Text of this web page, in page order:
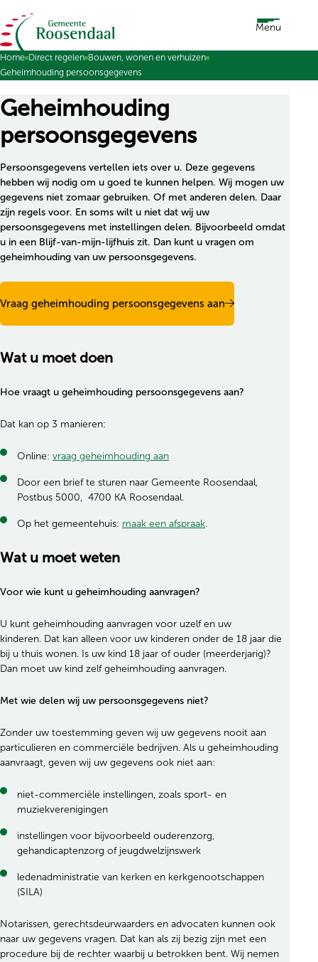
Ga naar de inhoud Menu
Home Direct regelen Bouwen, wonen en verhuizen
Geheimhouding persoonsgegevens
Geheimhouding
persoonsgegevens
Persoonsgegevens vertellen iets over u. Deze gegevens
hebben wij nodig om u goed te kunnen helpen. Wij mogen uw
gegevens niet zomaar gebruiken. Of met anderen delen. Daar
zijn regels voor. En soms wilt u niet dat wij uw
persoonsgegevens met instellingen delen. Bijvoorbeeld omdat
u in een Blijf-van-mijn-lijfhuis zit. Dan kunt u vragen om
geheimhouding van uw persoonsgegevens.
Vraag geheimhouding persoonsgegevens aan
Wat u moet doen
Hoe vraagt u geheimhouding persoonsgegevens aan?
Dat kan op 3 manieren:
Online: vraag geheimhouding aan
Door een brief te sturen naar Gemeente Roosendaal,
Postbus 5000, 4700 KA Roosendaal.
Op het gemeentehuis: maak een afspraak
Wat u moet weten
Voor wie kunt u geheimhouding aanvragen?
U kunt geheimhouding aanvragen voor uzelf en uw
kinderen. Dat kan alleen voor uw kinderen onder de 18 jaar die
bij u thuis wonen. Is uw kind 18 jaar of ouder (meerderjarig)?
Dan moet uw kind zelf geheimhouding aanvragen.
Met wie delen wij uw persoonsgegevens niet?
Zonder uw toestemming geven wij uw gegevens nooit aan
particulieren en commerciële bedrijven. Als u geheimhouding
aanvraagt, geven wij uw gegevens ook niet aan:
niet-commerciële instellingen, zoals sport- en
muziekverenigingen
instellingen voor bijvoorbeeld ouderenzorg,
gehandicaptenzorg of jeugdwelzijnswerk
ledenadministratie van kerken en kerkgenootschappen
(SILA)
Notarissen, gerechtsdeurwaarders en advocaten kunnen ook
naar uw gegevens vragen. Dat kan als zij bezig zijn met een
procedure bij de rechter waarbij u betrokken bent. Wij nemen